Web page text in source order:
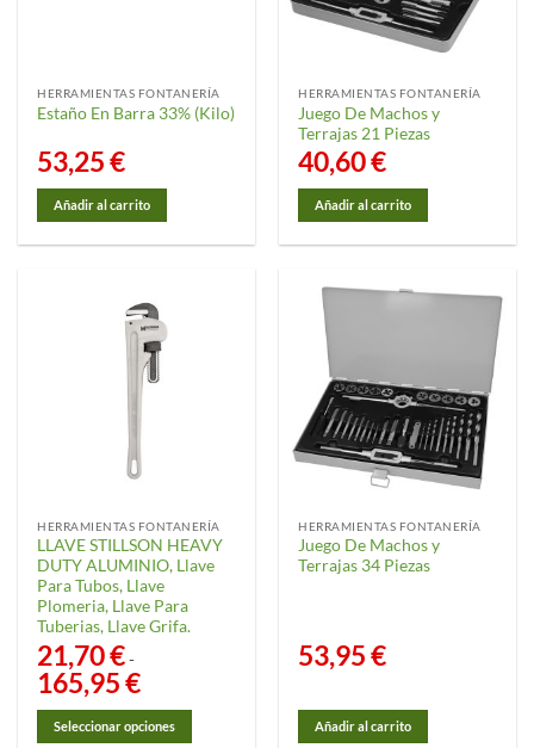
HERRAMIENTAS FONTANERÍA
Estaño En Barra 33% (Kilo)
53,25€
Añadir al carrito
HERRAMIENTAS FONTANERÍA
Juego De Machos y
Terrajas 21 Piezas
40,60€
Añadir al carrito
HERRAMIENTAS FONTANERÍA
LLAVE STILLSON HEAVY
DUTY ALUMINIO, Llave
Para Tubos, Llave
Plomeria, Llave Para
Tuberias, Llave Grifa.
21,70€-
165,95€Rango
de
precios:
desde
21,70 €
Seleccionar opciones
HERRAMIENTAS FONTANERÍA
Juego De Machos y
Terrajas 34 Piezas
53,95€
Añadir al carrito